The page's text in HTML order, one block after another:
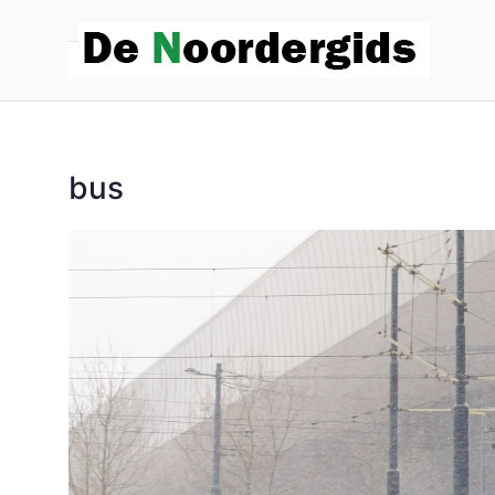
bus